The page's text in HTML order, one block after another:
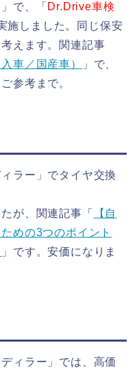
で、「 Dr.Drive車検
施しました。同じ保安
えます。関連記事
車／国産車）
」で、
参考まで。
ラー」でタイヤ交換
が、関連記事「
【自
めの3つのポイント
」です。安価になりま
ィラー」では、高価